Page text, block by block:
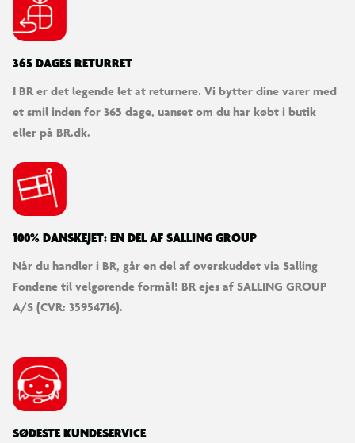
18 kæledyr at samle: Serie 5 byder på 18 helt nye kæledyr med
stærke farver og friske designs, så børn kan opbygge deres
venner.
1 samlekort inkluderet: Lær hvert kæledyrs sjældenhed,
at holde styr på dine favoritter og fuldende hver serie i LPS-
universet.
Alder: 4+
OBS! Varen er assorteret, og bestemt variant kan ikke
garanteres
365 DAGES RETURRET
I BR er det legende let at returnere. Vi bytter dine varer med
et smil inden for 365 dage, uanset om du har købt i butik
eller på BR.dk.
100% DANSKEJET: EN DEL AF SALLING GROUP
Når du handler i BR, går en del af overskuddet via Salling
Fondene til velgørende formål! BR ejes af SALLING GROUP
A/S (CVR: 35954716).
SØDESTE KUNDESERVICE